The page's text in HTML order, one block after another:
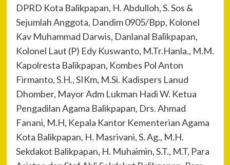
DPRD Kota Balikpapan, H. Abdulloh, S. Sos &
Sejumlah Anggota, Dandim 0905/Bpp, Kolonel
Kav Muhammad Darwis, Danlanal Balikpapan,
Kolonel Laut (P) Edy Kuswanto, M.Tr.Hanla., M.M.
Kapolresta Balikpapan, Kombes Pol Anton
Firmanto, S.H., SIKm, M.Si. Kadispers Lanud
Dhomber, Mayor Adm Lukman Hadi W. Ketua
Pengadilan Agama Balikpapan, Drs. Ahmad
Fanani, M.H, Kepala Kantor Kementerian Agama
Kota Balikpapan, H. Masrivani, S. Ag., M.H.
Sekdakot Balikpapan, H. Muhaimin, S.T., M.T, Para